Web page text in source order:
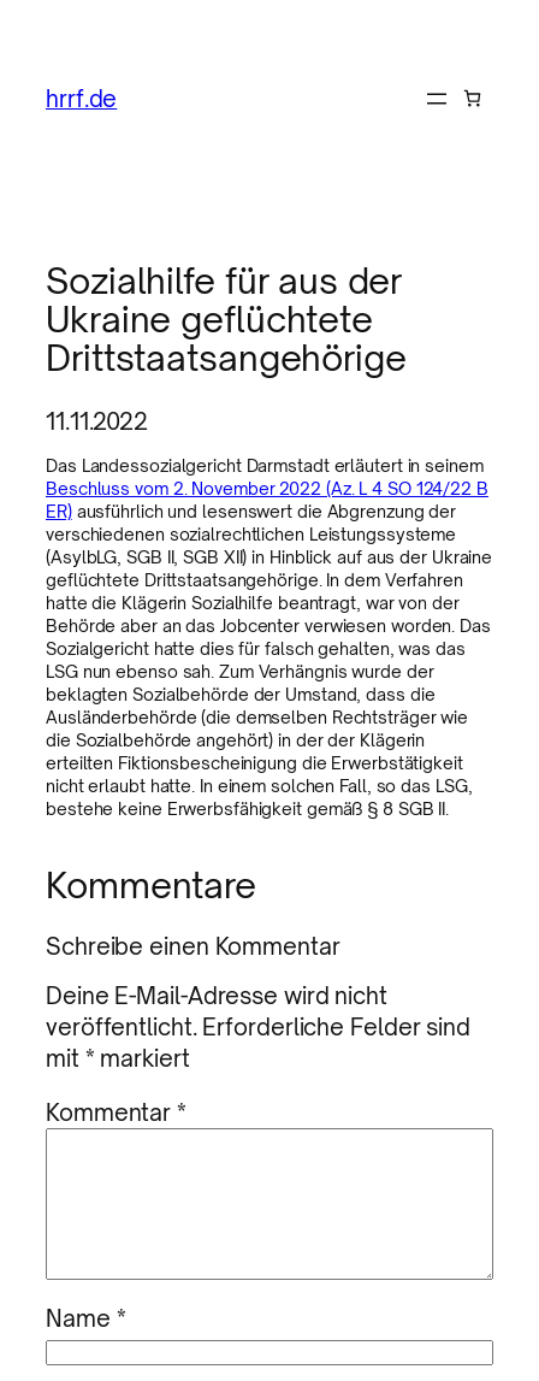
hrrf.de
Sozialhilfe für aus der
Ukraine geflüchtete
Drittstaatsangehörige
11.11.2022
Das Landessozialgericht Darmstadt erläutert in seinem
Beschluss vom 2. November 2022 (Az. L 4 SO 124/22 B
ER)ausführlich und lesenswert die Abgrenzung der
verschiedenen sozialrechtlichen Leistungssysteme
(AsylbLG, SGB II, SGB XII) in Hinblick auf aus der Ukraine
geflüchtete Drittstaatsangehörige. In dem Verfahren
hatte die Klägerin Sozialhilfe beantragt, war von der
Behörde aber an das Jobcenter verwiesen worden. Das
Sozialgericht hatte dies für falsch gehalten, was das
LSG nun ebenso sah. Zum Verhängnis wurde der
beklagten Sozialbehörde der Umstand, dass die
Ausländerbehörde (die demselben Rechtsträger wie
die Sozialbehörde angehört) in der der Klägerin
erteilten Fiktionsbescheinigung die Erwerbstätigkeit
nicht erlaubt hatte. In einem solchen Fall, so das LSG,
bestehe keine Erwerbsfähigkeit gemäß § 8 SGB II.
Kommentare
Schreibe einen Kommentar
Deine E-Mail-Adresse wird nicht
veröffentlicht. Erforderliche Felder sind
mit * markiert
Kommentar*
Name *